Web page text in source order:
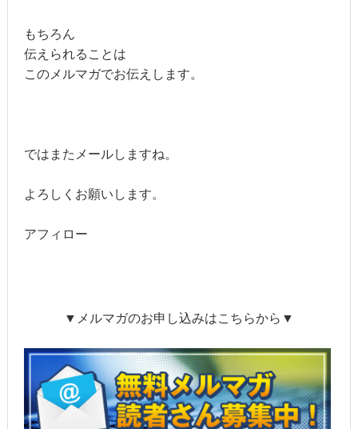
もちろん
伝えられることは
このメルマガでお伝えします。
ではまたメールしますね。
よろしくお願いします。
アフィロー
▼メルマガのお申し込みはこちらから▼